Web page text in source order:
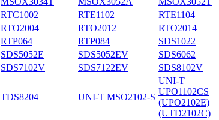
RTC1002 RTE1102 RTE1104
RTO2004 RTO2012 RTO2014
RTP064 RTP084 SDS1022
SDS5052E SDS5052EV SDS6062
SDS7102V SDS7122EV SDS8102V
TDS8204 UNI-T MSO2102-S
UNI-T
UPO1102CS
(UPO2102E)
(UTD2102C)